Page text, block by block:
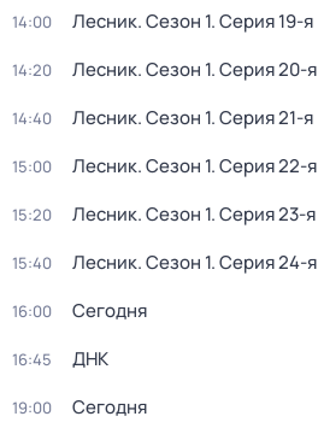
14:00 Лесник. Сезон 1. Серия 19-я
14:20 Лесник. Сезон 1. Серия 20-я
14:40 Лесник. Сезон 1. Серия 21-я
15:00 Лесник. Сезон 1. Серия 22-я
15:20 Лесник. Сезон 1. Серия 23-я
15:40 Лесник. Сезон 1. Серия 24-я
16:00 Сегодня
16:45 ДНК
19:00 Сегодня